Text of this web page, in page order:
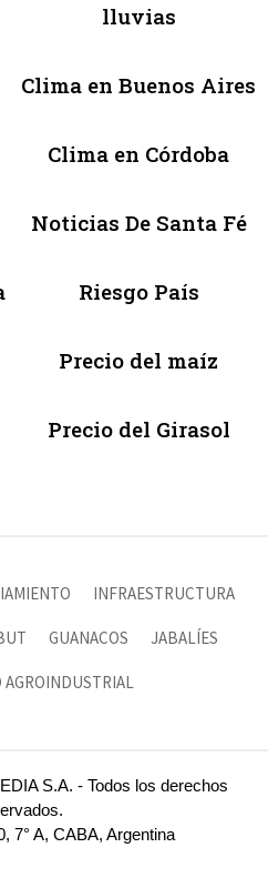
lluvias
Clima en Buenos Aires
Clima en Córdoba
Noticias De Santa Fé
Riesgo País
Precio del maíz
Precio del Girasol
INFRAESTRUCTURA
GUANACOS JABALÍES
AGROINDUSTRIAL
S.A. - Todos los derechos
7° A, CABA, Argentina